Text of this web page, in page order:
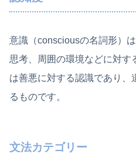
意識（consciousの名詞形）
思考、周囲の環境などに対
は善悪に対する認識であり、
るものです。
文法カテゴリー